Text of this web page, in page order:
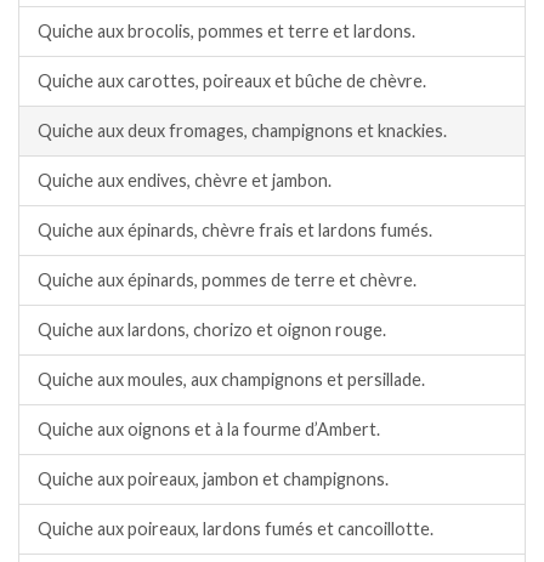
Quiche aux brocolis, pommes et terre et lardons.
Quiche aux carottes, poireaux et bûche de chèvre.
Quiche aux deux fromages, champignons et knackies.
Quiche aux endives, chèvre et jambon.
Quiche aux épinards, chèvre frais et lardons fumés.
Quiche aux épinards, pommes de terre et chèvre.
Quiche aux lardons, chorizo et oignon rouge.
Quiche aux moules, aux champignons et persillade.
Quiche aux oignons et à la fourme d’Ambert.
Quiche aux poireaux, jambon et champignons.
Quiche aux poireaux, lardons fumés et cancoillotte.